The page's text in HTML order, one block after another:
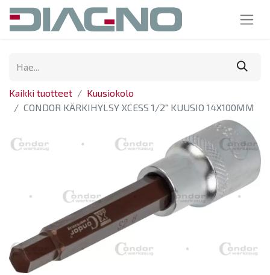
Kaikki tuotteet
Kuusiokolo
CONDOR KÄRKIHYLSY XCESS 1/2" KUUSIO 14X100MM